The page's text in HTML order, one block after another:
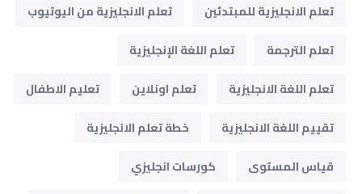
تعلم الانجليزية للمبتدئين
تعلم الانجليزية من اليوتيوب
تعلم الترجمة
تعلم اللغة الإنجليزية
تعلم اللغة الانجليزية
تعلم اونلاين
تعليم الاطفال
تقييم اللغة الانجليزية
خطة تعلم الانجليزية
قياس المستوى
كورسات انجليزي